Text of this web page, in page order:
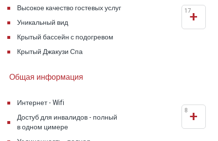
потрясающий вид на гору Хермон, Голанские
высоты, озеро Хула и горы Ливана. Каждый
люкс состоит из двух пространств - приятной и
уютной гостиной и спальни с джакузи.
Каменные дома в саду построены с уютными
балконами в окружении зеленой
Высокое качество гостевых услуг
Уникальный вид
Крытый бассейн с подогревом
Крытый Джакузи Спа
+
17
Общая информация
Интернет - Wifi
Достуб для инвалидов - полный
в одном цимере
+
8